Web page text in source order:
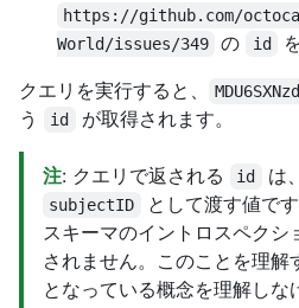
https://github.com/
World/issues/349
の id
クエリを実行すると、
う
id が取得されます。
注: クエリで返される id は
subjectID
として渡す値で
スキーマのイントロスペクシ
されません。このことを理解
となっている概念を理解しな